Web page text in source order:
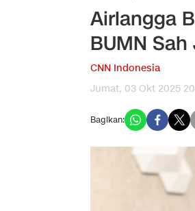
Airlangga
BUMN
CNN Indonesia
Jumat, 03 Okt 2025
Bagikan: